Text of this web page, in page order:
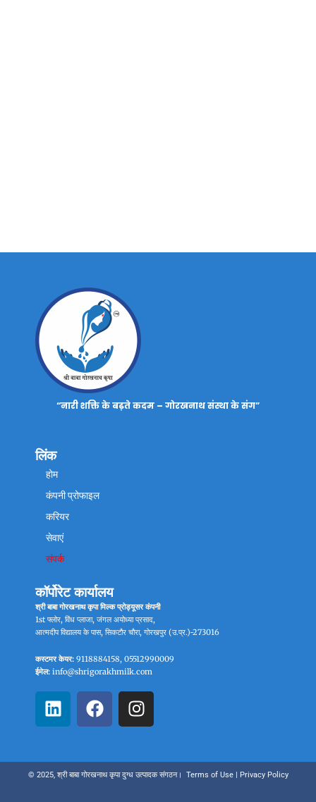
“नारी शक्ति के बढ़ते कदम – गोरखनाथ संस्था के संग”
लिंक
होम
कंपनी प्रोफाइल
करियर
सेवाएं
संपर्क
कॉर्पोरेट कार्यालय
श्री बाबा गोरखनाथ कृपा मिल्क प्रोड्यूसर कंपनी
1st फ्लोर, विंध प्लाजा, जंगल अयोध्या प्रसाद,
आत्मदीप विद्यालय के पास, सिकटौर चौरा, गोरखपुर (उ.प्र.)-273016
कस्टमर केयर: 9118884158, 05512990009
ईमेल: info@shrigorakhmilk.com
L
i
e
F
a
b
I
n
a
© 2025, श्री बाबा गोरखनाथ कृपा दुग्ध उत्पादक संगठन। Terms of Use| Privacy Policy